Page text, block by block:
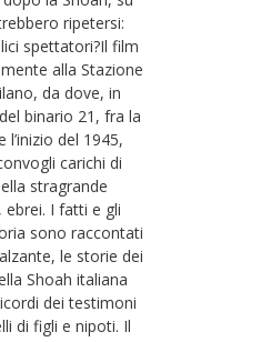
ripetersi:
spettatori?Il film
alla Stazione
da dove, in
binario 21, fra la
l’inizio del 1945,
carichi di
stragrande
ebrei. I fatti e gli
sono raccontati
le storie dei
Shoah italiana
dei testimoni
di figli e nipoti. Il